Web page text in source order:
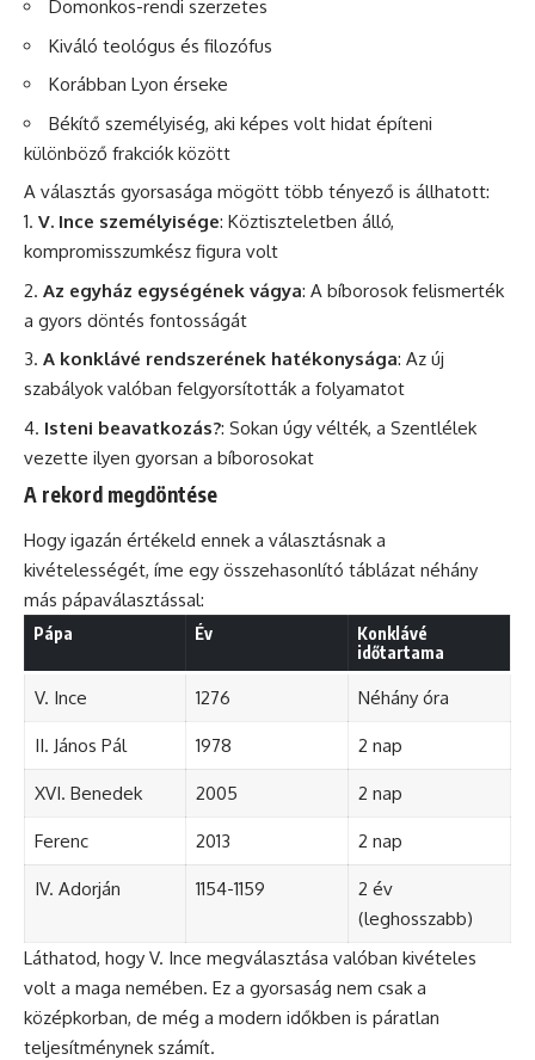
Domonkos-rendi szerzetes
Kiváló teológus és filozófus
Korábban Lyon érseke
Békítő személyiség, aki képes volt hidat építeni
különböző frakciók között
A választás gyorsasága mögött több tényező is állhatott:
V. Ince személyisége: Köztiszteletben álló,
kompromisszumkész figura volt
Az egyház egységének vágya: A bíborosok felismerték
a gyors döntés fontosságát
A konklávé rendszerének hatékonysága: Az új
szabályok valóban felgyorsították a folyamatot
Isteni beavatkozás?: Sokan úgy vélték, a Szentlélek
vezette ilyen gyorsan a bíborosokat
A rekord megdöntése
Hogy igazán értékeld ennek a választásnak a
kivételességét, íme egy összehasonlító táblázat néhány
más pápaválasztással:
Pápa Év
Konklávé
időtartama
V. Ince 1276 Néhány óra
II. János Pál 1978 2 nap
XVI. Benedek 2005 2 nap
Ferenc 2013 2 nap
IV. Adorján 1154-1159
2 év
(leghosszabb)
Láthatod, hogy V. Ince megválasztása valóban kivételes
volt a maga nemében. Ez a gyorsaság nem csak a
középkorban, de még a modern időkben is páratlan
teljesítménynek számít.